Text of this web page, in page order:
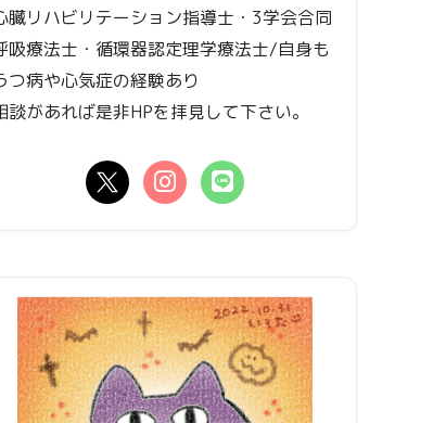
臓リハビリテーション指導士・3学会合同
吸療法士・循環器認定理学療法士/自身も
つ病や心気症の経験あり
談があれば是非HPを拝見して下さい。